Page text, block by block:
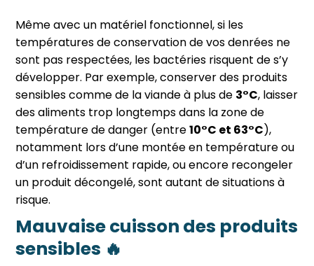
Même avec un matériel fonctionnel, si les
températures de conservation de vos denrées ne
sont pas respectées, les bactéries risquent de s’y
développer. Par exemple, conserver des produits
sensibles comme de la viande à plus de 3°C, laisser
des aliments trop longtemps dans la zone de
température de danger (entre10°C et 63°C),
notamment lors d’une montée en température ou
d’un refroidissement rapide, ou encore recongeler
un produit décongelé, sont autant de situations à
risque.
Mauvaise cuisson des produits
sensibles 🔥